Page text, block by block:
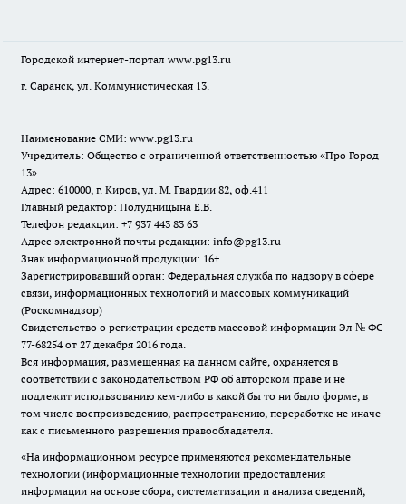
Городской интернет-портал www.pg13.ru
г. Саранск, ул. Коммунистическая 13.
Наименование СМИ: www.pg13.ru
Учредитель: Общество с ограниченной ответственностью «Про Город
13»
Адрес: 610000, г. Киров, ул. М. Гвардии 82, оф.411
Главный редактор: Полудницына Е.В.
Телефон редакции: +7 937 443 83 63
Адрес электронной почты редакции: info@pg13.ru
Знак информационной продукции: 16+
Зарегистрировавший орган: Федеральная служба по надзору в сфере
связи, информационных технологий и массовых коммуникаций
(Роскомнадзор)
Свидетельство о регистрации средств массовой информации Эл № ФС
77-68254 от 27 декабря 2016 года.
Вся информация, размещенная на данном сайте, охраняется в
соответствии с законодательством РФ об авторском праве и не
подлежит использованию кем-либо в какой бы то ни было форме, в
том числе воспроизведению, распространению, переработке не иначе
как с письменного разрешения правообладателя.
«На информационном ресурсе применяются рекомендательные
технологии (информационные технологии предоставления
информации на основе сбора, систематизации и анализа сведений,